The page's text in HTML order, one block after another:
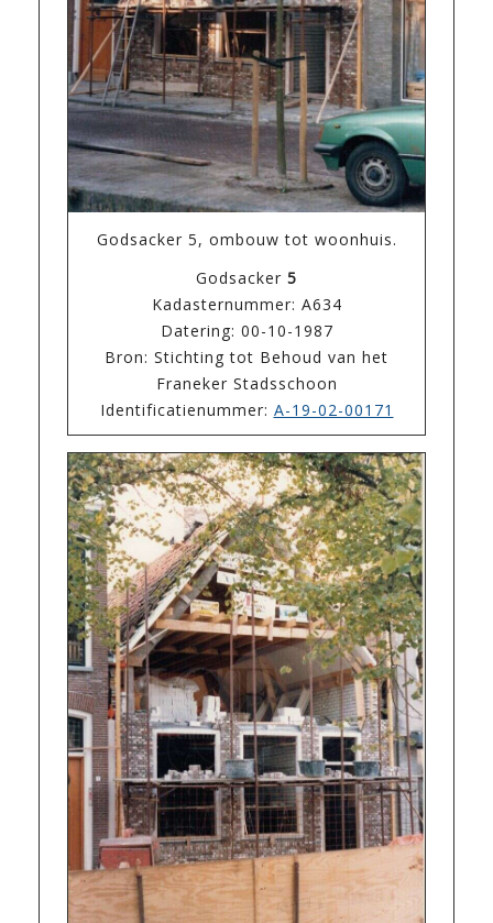
Godsacker 5, ombouw tot woonhuis.
Godsacker 5
Kadasternummer: A634
Datering: 00-10-1987
Bron: Stichting tot Behoud van het
Franeker Stadsschoon
Identificatienummer: A-19-02-00171